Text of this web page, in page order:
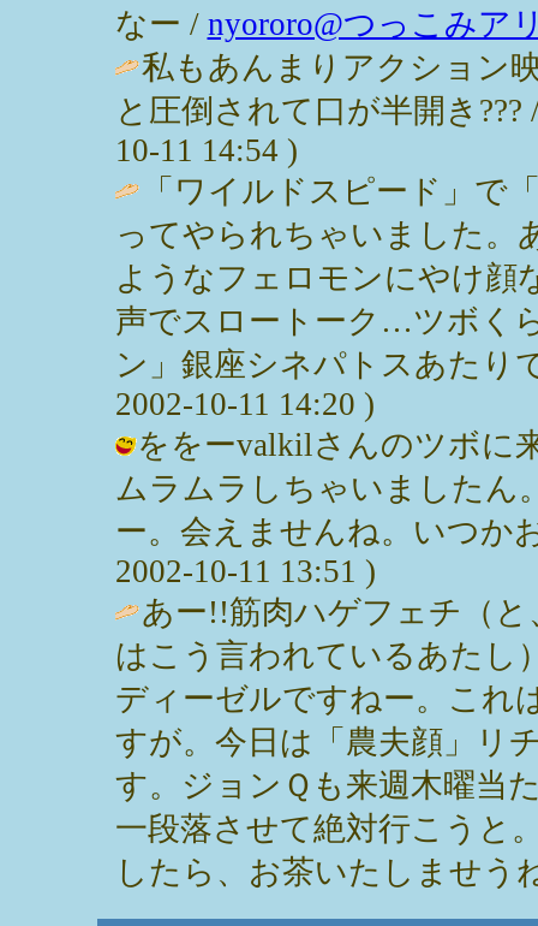
なー / nyororo@つっこみア
私もあんまりアクション
と圧倒されて口が半開き???
10-11 14:54 )
「ワイルドスピード」
ってやられちゃいました。
ようなフェロモンにやけ顔
声でスロートーク…ツボく
ン」銀座シネパトスあたり
2002-10-11 14:20 )
ををーvalkilさんのツボに
ムラムラしちゃいましたん
ー。会えませんね。いつか
2002-10-11 13:51 )
あー!!筋肉ハゲフェチ（
はこう言われているあたし
ディーゼルですねー。これ
すが。今日は「農夫顔」リ
す。ジョンＱも来週木曜当
一段落させて絶対行こうと
したら、お茶いたしませう